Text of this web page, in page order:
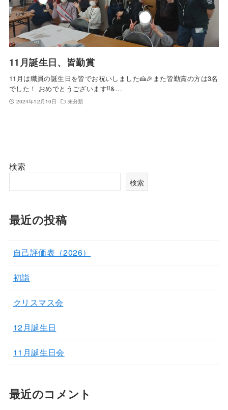
11月誕生日、皆勤賞
11月は職員の誕生日を皆でお祝いしました🍰🎉また皆勤賞の方は3名
でした！ おめでとうございます‼️&…
2024年12月10日 未分類
検索
検索
最近の投稿
自己評価表（2026）
初詣
クリスマス会
12月誕生日
11月誕生日会
最近のコメント